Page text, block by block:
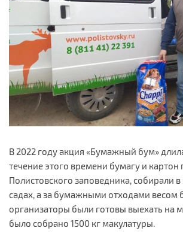
В 2022 году акция «Бумажный бум»
течение этого времени бумагу и
Полистовского заповедника, собирали
садах, а за бумажными отходами весом
организаторы были готовы выехать на
было собрано 1500 кг макулатуры.